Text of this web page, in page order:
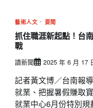
藝術人文 要聞
抓住職涯新起點！台
戰
讀新聞 2025 年 6 月 17
記者黃文博／台南報
就業、把握暑假賺取
就業中心6月份特別